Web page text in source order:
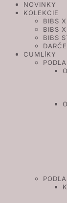
NOVINKY
KOLEKCIE
BIBS
BIBS
BIBS
CUMLÍKY